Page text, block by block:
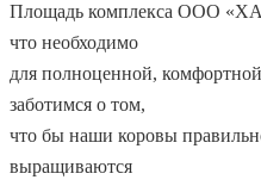
Площадь комплекса ООО
что необходимо
для полноценной,
заботимся о том,
что бы наши коровы
выращиваются